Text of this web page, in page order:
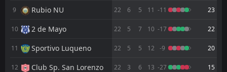
FT
20:00
Cerro Porteno
2
00:30
21
Cerro Porteno
1
9 Rubio NU 22 6 5 11 -11 23
10 2 de Mayo 22 5 7 10 -17 22
11 Sportivo Luqueno 22 5 5 12 -9 20
12 Club Sp. San Lorenzo 22 3 6 13 -27 15